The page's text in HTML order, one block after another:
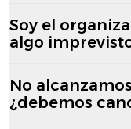
Soy el
algo
No
¿debemos